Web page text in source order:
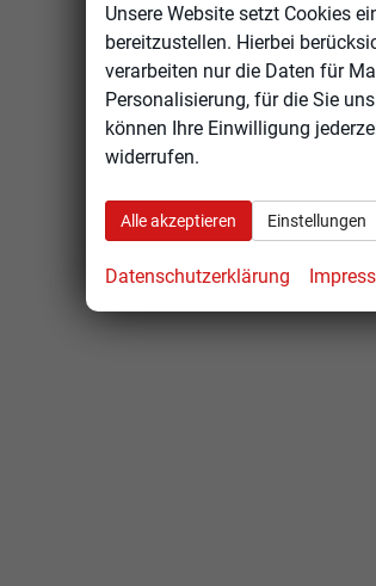
Unsere Website setzt Cookies
bereitzustellen. Hierbei
verarbeiten nur die Daten für
Personalisierung, für die Sie
können Ihre Einwilligung
widerrufen.
Alle akzeptieren Einstellungen
Datenschutzerklärung